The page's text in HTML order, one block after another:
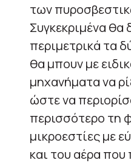
των
Συγκεκριμένα θα
περιμετρικά τα
θα μπουν με
μηχανήματα να
ώστε να
περισσότερο τη
μικροεστίες με
και του αέρα που